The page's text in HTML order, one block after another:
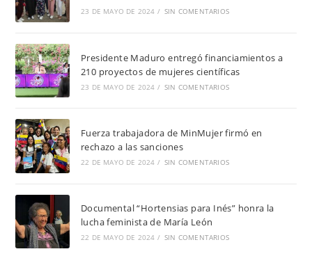
23 DE MAYO DE 2024 / SIN COMENTARIOS
Presidente Maduro entregó financiamientos a
210 proyectos de mujeres científicas
23 DE MAYO DE 2024 / SIN COMENTARIOS
Fuerza trabajadora de MinMujer firmó en
rechazo a las sanciones
22 DE MAYO DE 2024 / SIN COMENTARIOS
Documental “Hortensias para Inés” honra la
lucha feminista de María León
22 DE MAYO DE 2024 / SIN COMENTARIOS